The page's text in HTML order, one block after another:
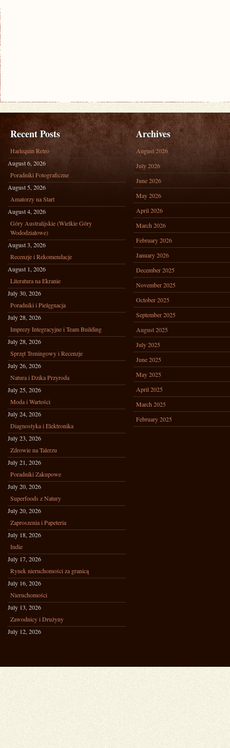
Recent Posts
Harlequin Retro
August 6, 2026
Poradniki Fotograficzne
August 5, 2026
Amatorzy na Start
August 4, 2026
Góry Australijskie (Wielkie Góry
Wododziałowe)
August 3, 2026
Recenzje i Rekomendacje
August 1, 2026
Literatura na Ekranie
July 30, 2026
Poradniki i Pielęgnacja
July 28, 2026
Imprezy Integracyjne i Team Building
July 28, 2026
Sprzęt Treningowy i Recenzje
July 26, 2026
Natura i Dzika Przyroda
July 25, 2026
Moda i Wartości
July 24, 2026
Diagnostyka i Elektronika
July 23, 2026
Zdrowie na Talerzu
July 21, 2026
Poradniki Zakupowe
July 20, 2026
Superfoods z Natury
July 20, 2026
Zaproszenia i Papeteria
July 18, 2026
Indie
July 17, 2026
Rynek nieruchomości za granicą
July 16, 2026
Nieruchomości
July 13, 2026
Zawodnicy i Drużyny
July 12, 2026
Archives
August 2026
July 2026
June 2026
May 2026
April 2026
March 2026
February 2026
January 2026
December 2025
November 2025
October 2025
September 2025
August 2025
July 2025
June 2025
May 2025
April 2025
March 2025
February 2025